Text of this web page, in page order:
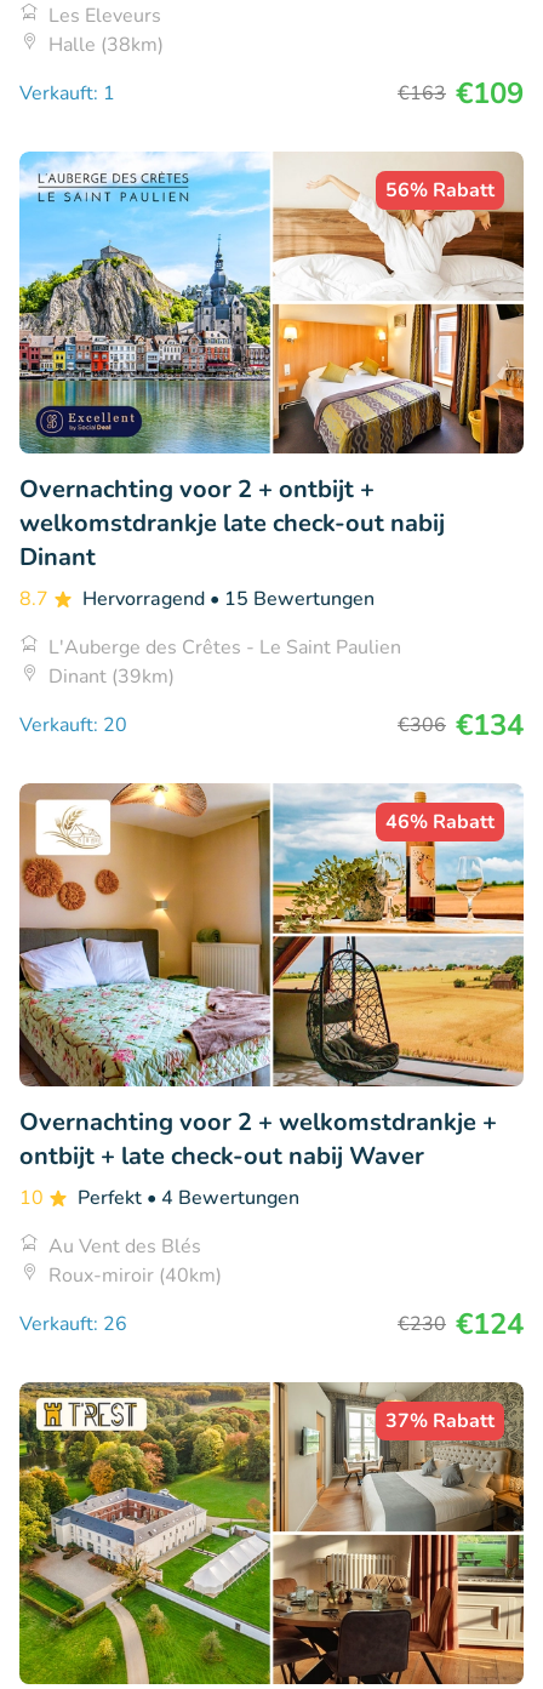
Les Eleveurs
Halle (38km)
Verkauft: 1
€163 €109
56% Rabatt
Overnachting voor 2 + ontbijt +
welkomstdrankje late check-out nabij
Dinant
8.7 Hervorragend • 15 Bewertungen
L'Auberge des Crêtes - Le Saint Paulien
Dinant (39km)
Verkauft: 20
€306 €134
46% Rabatt
Overnachting voor 2 + welkomstdrankje +
ontbijt + late check-out nabij Waver
10 Perfekt • 4 Bewertungen
Au Vent des Blés
Roux-miroir (40km)
Verkauft: 26
€230 €124
37% Rabatt